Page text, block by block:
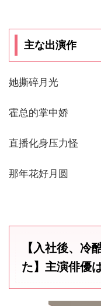
主な出演作
她撕碎月光
霍总的掌中娇
直播化身压力怪
那年花好月圆
【入社後、冷
た】主演俳優